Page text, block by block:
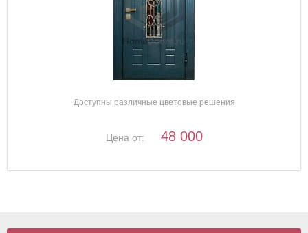
Доступны различные цветовые решения
Цена от: 48 000